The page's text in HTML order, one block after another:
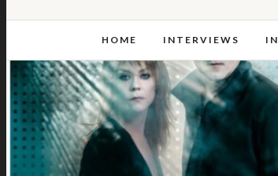
HOME INTERVIEWS